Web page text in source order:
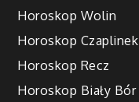
Horoskop Wolin
Horoskop Czaplinek
Horoskop Recz
Horoskop Biały Bór